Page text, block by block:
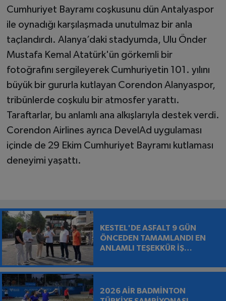
Cumhuriyet Bayramı coşkusunu dün Antalyaspor
ile oynadığı karşılaşmada unutulmaz bir anla
taçlandırdı. Alanya’daki stadyumda, Ulu Önder
Mustafa Kemal Atatürk'ün görkemli bir
fotoğrafını sergileyerek Cumhuriyetin 101. yılını
büyük bir gururla kutlayan Corendon Alanyaspor,
tribünlerde coşkulu bir atmosfer yarattı.
Taraftarlar, bu anlamlı ana alkışlarıyla destek verdi.
Corendon Airlines ayrıca DevelAd uygulaması
içinde de 29 Ekim Cumhuriyet Bayramı kutlaması
deneyimi yaşattı.
KESTEL'DE ASFALT 9 GÜN
ÖNCEDEN TAMAMLANDI EN
ANLAMLI TEŞEKKÜR İŞ
BIRAKILDI
2026 AİR BADMİNTON